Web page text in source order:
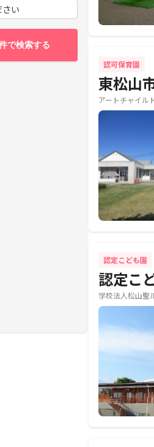
い
で検索する
認可保育園
東松山
アートチャイル
認定こども園
認定こ
学校法人松山聖